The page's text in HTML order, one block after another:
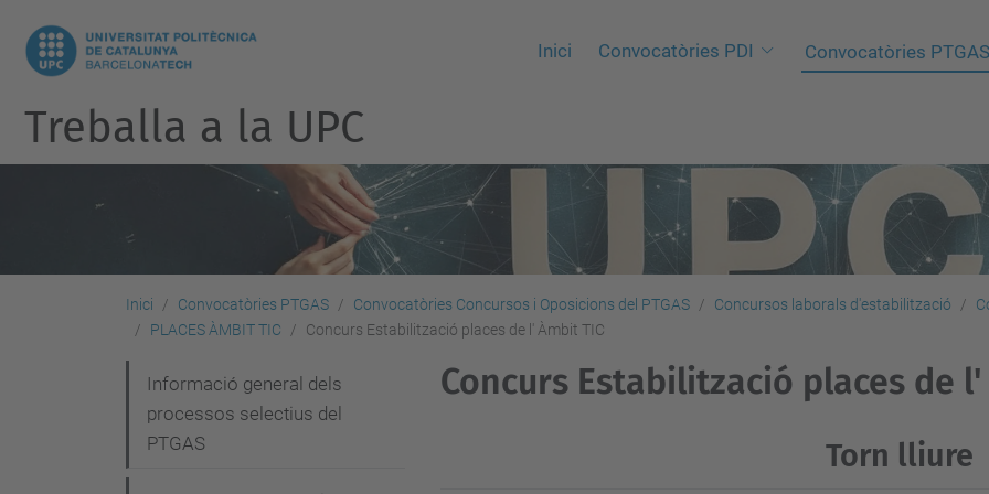
Inici Convocatòries PDI Convocatòries PTGAS
Treballa a la UPC
Inici Convocatòries PTGAS Convocatòries Concursos i Oposicions del PTGAS Concursos laborals d'estabilització
PLACES ÀMBIT TIC
Concurs Estabilització places de l' Àmbit TIC
Concurs Estabilització places de l'
Torn lliure
v
Informació general dels
processos selectius del
PTGAS